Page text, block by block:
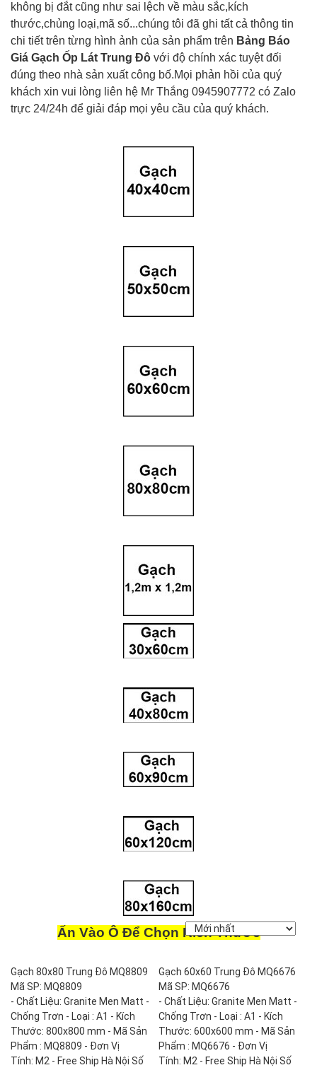
không bị đắt cũng như sai lệch về màu sắc,kích
thước,chủng loại,mã số...chúng tôi đã ghi tất cả thông tin
chi tiết trên từng hình ảnh của sản phẩm trên Bảng Báo
Giá Gạch Ốp Lát Trung Đô với độ chính xác tuyệt đối
đúng theo nhà sản xuất công bố.Mọi phản hồi của quý
khách xin vui lòng liên hệ Mr Thắng 0945907772 có Zalo
trực 24/24h để giải đáp mọi yêu cầu của quý khách.
Ấn Vào Ô Để Chọn Kích Thước
Gạch 80x80 Trung Đô MQ8809
Mã SP: MQ8809
- Chất Liệu: Granite Men Matt -
Chống Trơn - Loại : A1 - Kích
Thước: 800x800 mm - Mã Sản
Phẩm : MQ8809 - Đơn Vị
Tính: M2 - Free Ship Hà Nội Số
Gạch 60x60 Trung Đô MQ6676
Mã SP: MQ6676
- Chất Liệu: Granite Men Matt -
Chống Trơn - Loại : A1 - Kích
Thước: 600x600 mm - Mã Sản
Phẩm : MQ6676 - Đơn Vị
Tính: M2 - Free Ship Hà Nội Số